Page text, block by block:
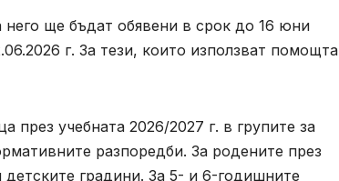
ще бъдат обявени в срок до 16 юни
г. За тези, които използват помощта
през учебната 2026/2027 г. в групите за
разпоредби. За родените през
градини. За 5- и 6-годишните